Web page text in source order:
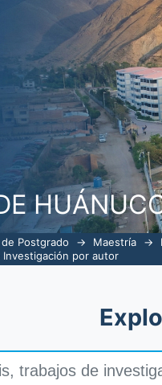
Postgrado → Maestría →
Investigación por autor